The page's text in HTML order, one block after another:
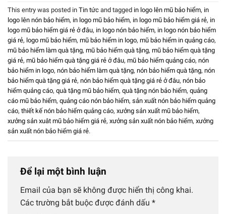
This entry was posted in Tin tức and tagged in logo lên mũ bảo hiểm, in
logo lên nón bảo hiểm, in logo mũ bảo hiểm, in logo mũ bảo hiểm giá rẻ, in
logo mũ bảo hiểm giá rẻ ở đâu, in logo nón bảo hiểm, in logo nón bảo hiểm
giá rẻ, logo mũ bảo hiểm, mũ bảo hiểm in logo, mũ bảo hiểm in quảng cáo,
mũ bảo hiểm làm quà tặng, mũ bảo hiểm quà tặng, mũ bảo hiểm quà tặng
giá rẻ, mũ bảo hiểm quà tặng giá rẻ ở đâu, mũ bảo hiểm quảng cáo, nón
bảo hiểm in logo, nón bảo hiểm làm quà tặng, nón bảo hiểm quà tặng, nón
bảo hiểm quà tặng giá rẻ, nón bảo hiểm quà tặng giá rẻ ở đâu, nón bảo
hiểm quảng cáo, quà tặng mũ bảo hiểm, quà tặng nón bảo hiểm, quảng
cáo mũ bảo hiểm, quảng cáo nón bảo hiểm, sản xuất nón bảo hiểm quảng
cáo, thiết kế nón bảo hiểm quảng cáo, xưởng sản xuất mũ bảo hiểm,
xưởng sản xuât mũ bảo hiểm giá rẻ, xưởng sản xuất nón bảo hiểm, xưởng
sản xuất nón bảo hiểm giá rẻ.
Để lại một bình luận
Email của bạn sẽ không được hiển thị công khai.
Các trường bắt buộc được đánh dấu *